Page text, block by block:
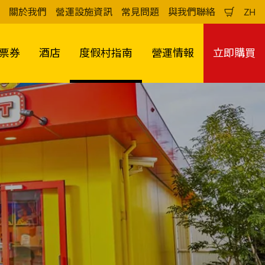
關於我們 營運設施資訊 常見問題 與我們聯絡
物
ZH
中
文
券 酒店 度假村指南 營運情報 立即購買